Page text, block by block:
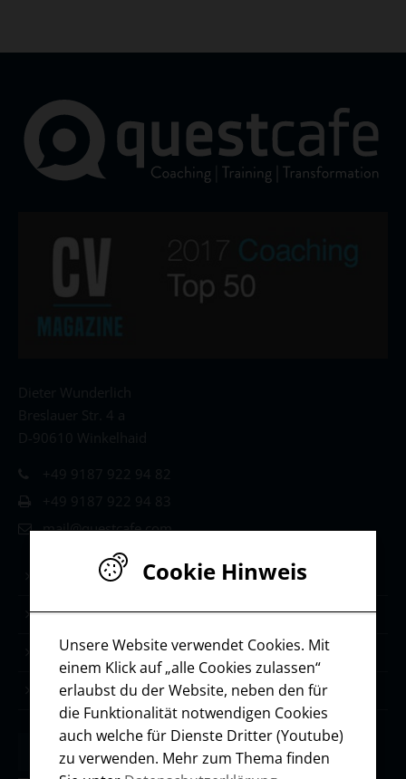
mail@questcafe.com
Life & Leadership Coaching
Stärken-Coaching
Selbstmanagement
Ressourcen / Downloads
Cookie Hinweis
Unsere Website verwendet Cookies. Mit
einem Klick auf „alle Cookies zulassen“
erlaubst du der Website, neben den für
die Funktionalität notwendigen Cookies
auch welche für Dienste Dritter (Youtube)
zu verwenden. Mehr zum Thema finden